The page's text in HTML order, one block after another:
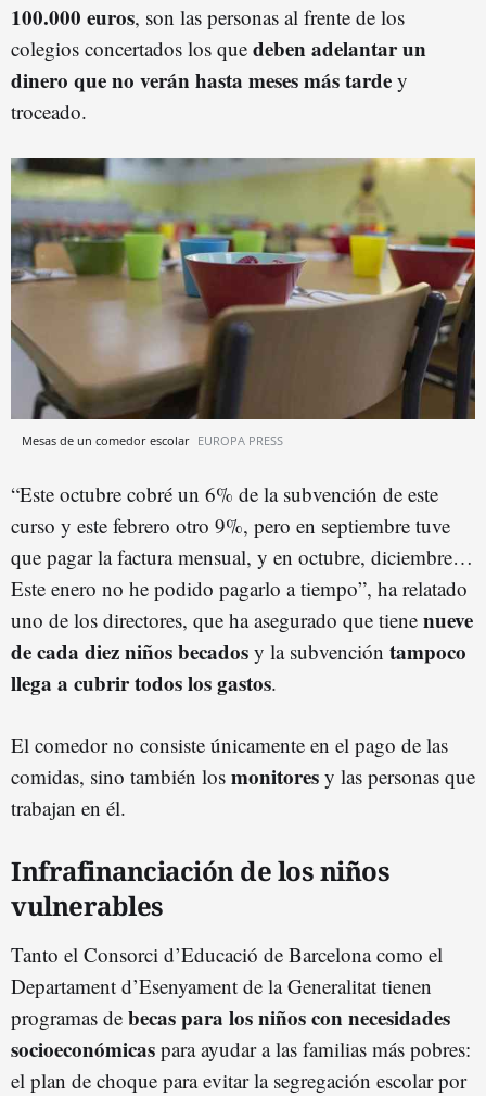
100.000 euros, son las personas al frente de los
colegios concertados los que deben adelantar un
dinero que no verán hasta meses más tarde y
troceado.
Mesas de un comedor escolar EUROPA PRESS
“Este octubre cobré un 6% de la subvención de este
curso y este febrero otro 9%, pero en septiembre tuve
que pagar la factura mensual, y en octubre, diciembre…
Este enero no he podido pagarlo a tiempo”, ha relatado
uno de los directores, que ha asegurado que tiene nueve
de cada diez niños becados y la subvención tampoco
llega a cubrir todos los gastos.
El comedor no consiste únicamente en el pago de las
comidas, sino también los monitores y las personas que
trabajan en él.
Infrafinanciación de los niños
vulnerables
Tanto el Consorci d’Educació de Barcelona como el
Departament d’Esenyament de la Generalitat tienen
programas de becas para los niños con necesidades
socioeconómicas para ayudar a las familias más pobres:
el plan de choque para evitar la segregación escolar por